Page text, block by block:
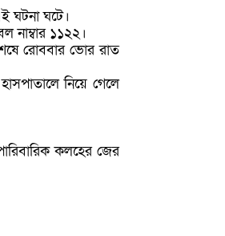
ঘটনা ঘটে।
নাম্বার ১১২২।
রোববার ভোর রাত
নিয়ে গেলে
কলহের জের